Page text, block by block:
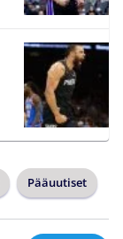
Pääuutiset